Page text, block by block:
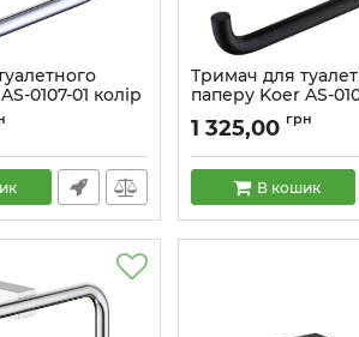
0107-01 колір
(KR6185)
Тримач для
паперу Koer AS-
чорний (KR6182)
Артикул: KR6182
1 325,00 грн
В кошик